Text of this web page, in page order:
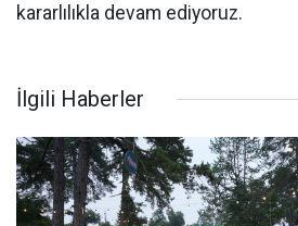
kararlılıkla devam ediyoruz.​
İlgili Haberler